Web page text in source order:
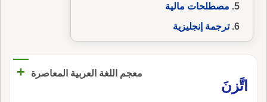
مصطلحات مالية
ترجمة إنجليزية
معجم اللغة العربية المعاصرة
+
اتَّزنَ